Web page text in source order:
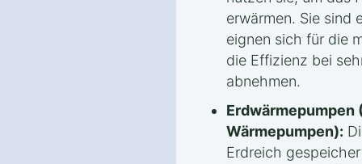
erwärmen. Sie sind
eignen sich für die
die Effizienz bei
abnehmen.
Erdwärmepumpen
Wärmepumpen):
Erdreich